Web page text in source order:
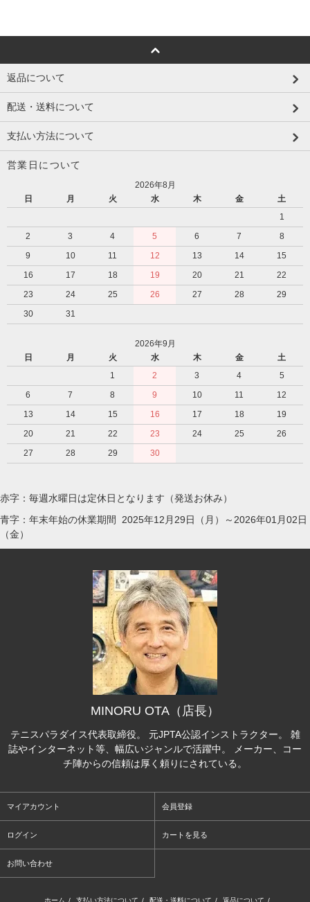
返品について
配送・送料について
支払い方法について
営業日について
2026年8月
日
月 火 水 木 金
土
1
2
3 4 5 6 7
8
9
10 11 12 13 14
15
16
17 18 19 20 21
22
23
24 25 26 27 28
29
30
31
2026年9月
日
月 火 水 木 金
土
1
2 3 4
5
6
7 8 9 10 11
12
13
14 15 16 17 18
19
20
21 22 23 24 25
26
27
28 29 30
赤字：毎週水曜日は定休日となります（発送お休み）
青字：年末年始の休業期間 2025年12月29日（月）～2026年01月02日
（金）
MINORU OTA（店長）
テニスパラダイス代表取締役。 元JPTA公認インストラクター。 雑
誌やインターネット等、幅広いジャンルで活躍中。 メーカー、コー
チ陣からの信頼は厚く頼りにされている。
マイアカウント 会員登録
ログイン カートを見る
お問い合わせ
ホーム / 支払い方法について / 配送・送料について / 返品について /